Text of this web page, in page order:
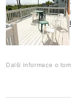
Další informace o